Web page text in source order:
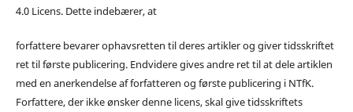
4.0 Licens. Dette indebærer, at
forfattere bevarer ophavsretten til deres artikler og giver tidsskriftet
ret til første publicering. Endvidere gives andre ret til at dele artiklen
med en anerkendelse af forfatteren og første publicering i NTfK.
Forfattere, der ikke ønsker denne licens, skal give tidsskriftets